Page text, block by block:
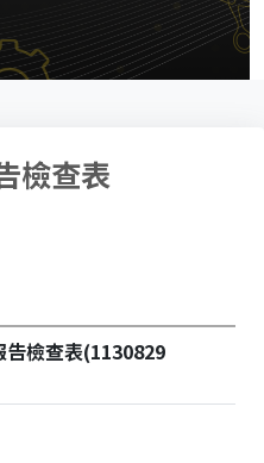
檢查表
檢查表(1130829修).doc
檢查表(1130829